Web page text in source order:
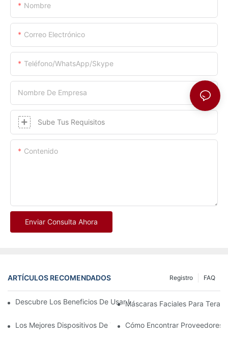
Nombre
Correo Electrónico
Teléfono/WhatsApp/Skype
Nombre De Empresa
Sube Tus Requisitos
Contenido
Enviar Consulta Ahora
ARTÍCULOS RECOMENDADOS FAQ
Registro
Descubre Los Beneficios De Usar Una Máscara De Terapia De
Máscaras Faciales Para
Los Mejores Dispositivos De Terapia De Luz Roja E Infrarrojos
Cómo Encontrar Proveedores